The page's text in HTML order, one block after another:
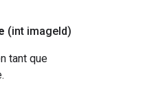
(int imageId)
tant que